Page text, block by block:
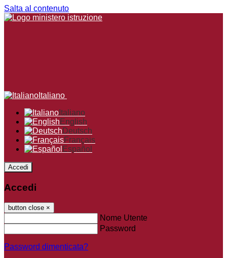
Salta al contenuto
Italiano
Italiano
English
Deutsch
Français
Español
Accedi
Accedi
button close ×
Nome Utente
Password
Password dimenticata?